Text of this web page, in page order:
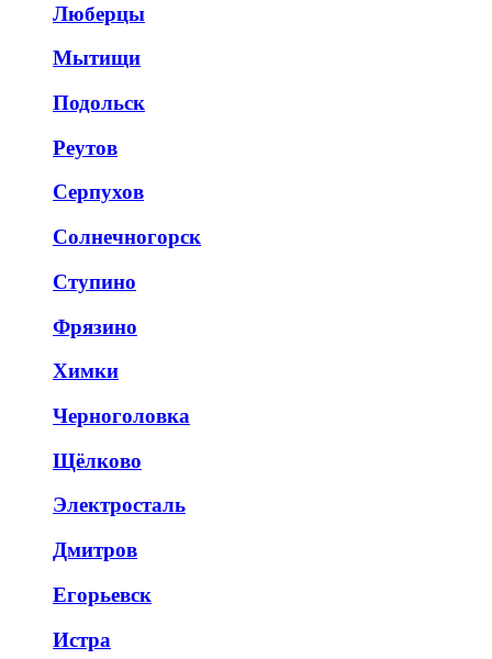
Люберцы
Мытищи
Подольск
Реутов
Серпухов
Солнечногорск
Ступино
Фрязино
Химки
Черноголовка
Щёлково
Электросталь
Дмитров
Егорьевск
Истра